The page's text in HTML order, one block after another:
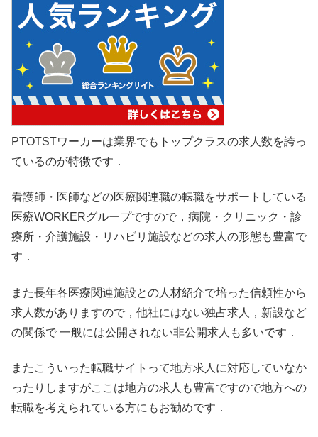
PTOTSTワーカーは業界でもトップクラスの求人数を誇っ
ているのが特徴です．
看護師・医師などの医療関連職の転職をサポートしている
医療WORKERグループですので，病院・クリニック・診
療所・介護施設・リハビリ施設などの求人の形態も豊富で
す．
また長年各医療関連施設との人材紹介で培った信頼性から
求人数がありますので，他社にはない独占求人，新設など
の関係で 一般には公開されない非公開求人も多いです．
またこういった転職サイトって地方求人に対応していなか
ったりしますがここは地方の求人も豊富ですので地方への
転職を考えられている方にもお勧めです．